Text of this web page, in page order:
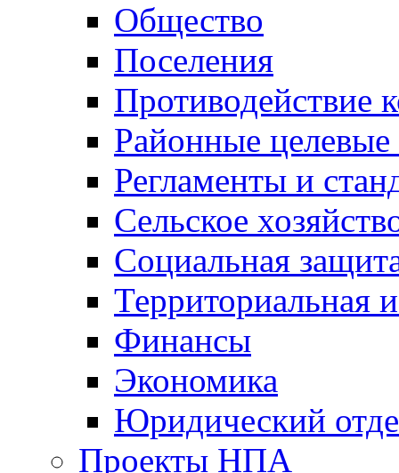
Общество
Поселения
Противодействие
Районные
Регламенты и
Сельское
Социальная
Территориальная
Финансы
Экономика
Юридический
Проекты НПА